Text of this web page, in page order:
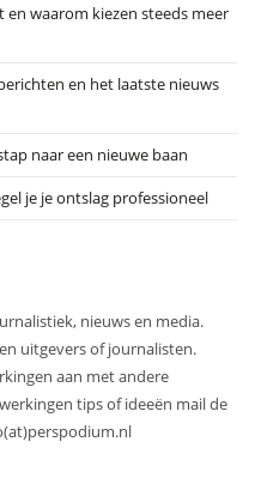
waarom kiezen steeds meer
en het laatste nieuws
naar een nieuwe baan
je je ontslag professioneel
nieuws en media.
uitgevers of journalisten.
aan met andere
tips of ideeën mail de